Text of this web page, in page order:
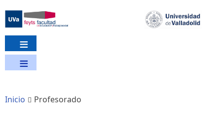
contenido
principal
Inicio Profesorado